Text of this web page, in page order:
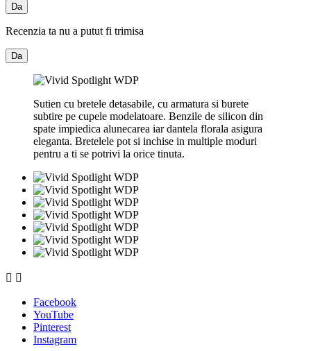
Da
Recenzia ta nu a putut fi trimisa
Da
Sutien cu bretele detasabile, cu armatura si burete
subtire pe cupele modelatoare. Benzile de silicon din
spate impiedica alunecarea iar dantela florala asigura
eleganta. Bretelele pot si inchise in multiple moduri
pentru a ti se potrivi la orice tinuta.
 
Facebook
YouTube
Pinterest
Instagram